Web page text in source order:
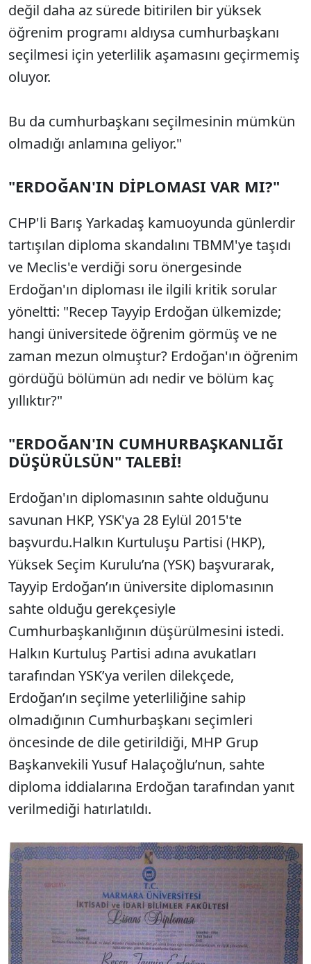
değil daha az sürede bitirilen bir yüksek
öğrenim programı aldıysa cumhurbaşkanı
seçilmesi için yeterlilik aşamasını geçirmemiş
oluyor.
Bu da cumhurbaşkanı seçilmesinin mümkün
olmadığı anlamına geliyor."
"ERDOĞAN'IN DİPLOMASI VAR MI?"
CHP'li Barış Yarkadaş kamuoyunda günlerdir
tartışılan diploma skandalını TBMM'ye taşıdı
ve Meclis'e verdiği soru önergesinde
Erdoğan'ın diploması ile ilgili kritik sorular
yöneltti: "Recep Tayyip Erdoğan ülkemizde;
hangi üniversitede öğrenim görmüş ve ne
zaman mezun olmuştur? Erdoğan'ın öğrenim
gördüğü bölümün adı nedir ve bölüm kaç
yıllıktır?"
"ERDOĞAN'IN CUMHURBAŞKANLIĞI
DÜŞÜRÜLSÜN" TALEBİ!
Erdoğan'ın diplomasının sahte olduğunu
savunan HKP, YSK'ya 28 Eylül 2015'te
başvurdu.Halkın Kurtuluşu Partisi (HKP),
Yüksek Seçim Kurulu’na (YSK) başvurarak,
Tayyip Erdoğan’ın üniversite diplomasının
sahte olduğu gerekçesiyle
Cumhurbaşkanlığının düşürülmesini istedi.
Halkın Kurtuluş Partisi adına avukatları
tarafından YSK’ya verilen dilekçede,
Erdoğan’ın seçilme yeterliliğine sahip
olmadığının Cumhurbaşkanı seçimleri
öncesinde de dile getirildiği, MHP Grup
Başkanvekili Yusuf Halaçoğlu’nun, sahte
diploma iddialarına Erdoğan tarafından yanıt
verilmediği hatırlatıldı.